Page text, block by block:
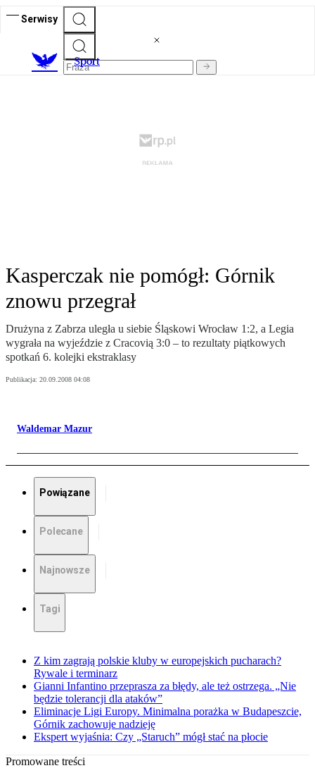
Serwisy
Sport
Kasperczak nie pomógł: Górnik
znowu przegrał
Drużyna z Zabrza uległa u siebie Śląskowi Wrocław 1:2, a Legia
wygrała na wyjeździe z Cracovią 3:0 – to rezultaty piątkowych
spotkań 6. kolejki ekstraklasy
Publikacja: 20.09.2008 04:08
Waldemar Mazur
Powiązane
Polecane
Najnowsze
Tagi
Z kim zagrają polskie kluby w europejskich pucharach?
Rywale i terminarz
Gianni Infantino przeprasza za błędy, ale też ostrzega. „Nie
będzie tolerancji dla ataków”
Eliminacje Ligi Europy. Minimalna porażka w Budapeszcie,
Górnik zachowuje nadzieję
Ekspert wyjaśnia: Czy „Staruch” mógł stać na płocie
Promowane treści